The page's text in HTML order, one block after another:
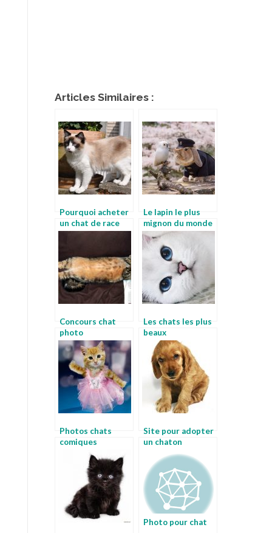
Articles Similaires :
Pourquoi acheter
un chat de race
Le lapin le plus
mignon du monde
Concours chat
photo
Les chats les plus
beaux
Photos chats
comiques
Site pour adopter
un chaton
Photo pour chat